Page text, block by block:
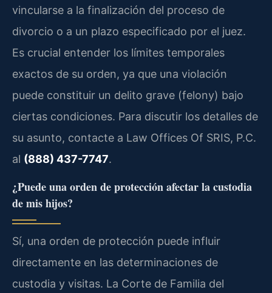
vincularse a la finalización del proceso de
divorcio o a un plazo especificado por el juez.
Es crucial entender los límites temporales
exactos de su orden, ya que una violación
puede constituir un delito grave (felony) bajo
ciertas condiciones. Para discutir los detalles de
su asunto, contacte a Law Offices Of SRIS, P.C.
al (888) 437-7747.
¿Puede una orden de protección afectar la custodia
de mis hijos?
Sí, una orden de protección puede influir
directamente en las determinaciones de
custodia y visitas. La Corte de Familia del